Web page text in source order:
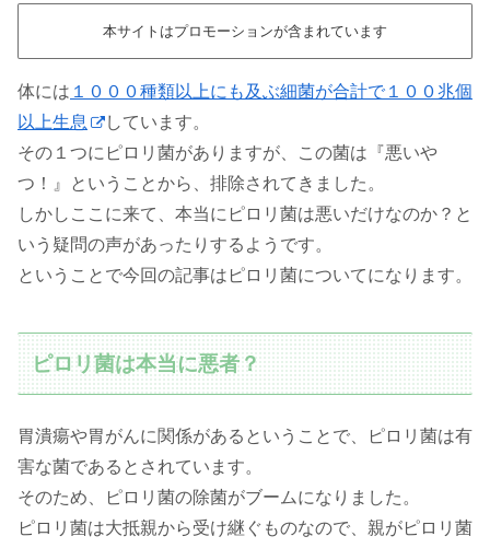
本サイトはプロモーションが含まれています
体には １０００種類以上にも及ぶ細菌が合計で１００兆個
以上生息
しています。
その１つにピロリ菌がありますが、この菌は『悪いや
つ！』ということから、排除されてきました。
しかしここに来て、本当にピロリ菌は悪いだけなのか？と
いう疑問の声があったりするようです。
ということで今回の記事はピロリ菌についてになります。
ピロリ菌は本当に悪者？
胃潰瘍や胃がんに関係があるということで、ピロリ菌は有
害な菌であるとされています。
そのため、ピロリ菌の除菌がブームになりました。
ピロリ菌は大抵親から受け継ぐものなので、親がピロリ菌